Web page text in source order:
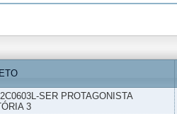
SER PROTAGONISTA
3